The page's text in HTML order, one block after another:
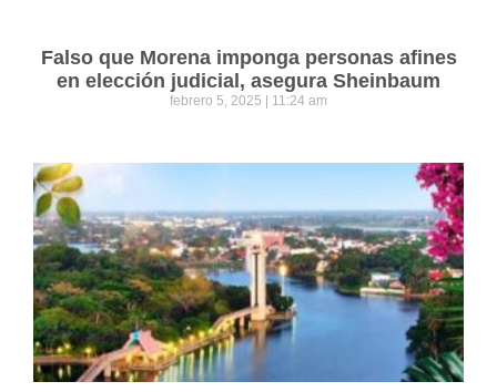
Falso que Morena imponga personas afines
en elección judicial, asegura Sheinbaum
febrero 5, 2025 11:24 am